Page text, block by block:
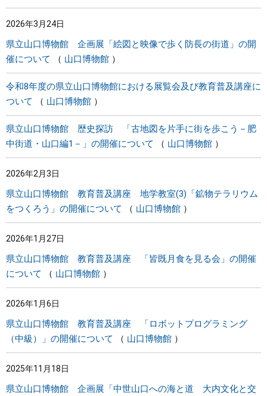
2026年3月24日
県立山口博物館 企画展「絵図と映像で歩く防長の街道」の開
催について
山口博物館
令和8年度の県立山口博物館における展覧会及び教育普及講座に
ついて
山口博物館
県立山口博物館 歴史探訪 「古地図を片手に街を歩こう－肥
中街道・山口編1－」の開催について
山口博物館
2026年2月3日
県立山口博物館 教育普及講座 地学教室(3)「鉱物テラリウム
をつくろう」の開催について
山口博物館
2026年1月27日
県立山口博物館 教育普及講座 「皆既月食を見る会」の開催
について
山口博物館
2026年1月6日
県立山口博物館 教育普及講座 「ロボットプログラミング
（中級）」の開催について
山口博物館
2025年11月18日
県立山口博物館 企画展「中世山口への海と道 大内文化と交